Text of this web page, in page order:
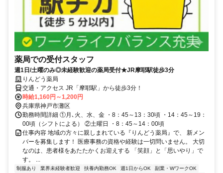
薬局での受付スタッフ
週1日/土曜のみ◎未経験歓迎の薬局受付★JR摩耶駅徒歩3分
りんどう薬局
交通・アクセス JR「摩耶駅」から徒歩3分！
時給1,160円～1,200円
兵庫県神戸市灘区
勤務時間詳細 ①月､火、水、金 ・8：45～13：30頃 ・14：45～19：
00頃（シフトによる） ②土曜日 ・8：45～14：00頃
仕事内容 地域の方々に親しまれている『りんどう薬局』で、 新メン
バーを募集します！ 医療事務の資格や経験は一切問いません。 大切
なのは、患者様をあたたかくお迎えする 「笑顔」と「思いやり」で
す。 ...
制服あり 業界未経験者歓迎 扶養内勤務OK 週1日からOK
副業・WワークOK